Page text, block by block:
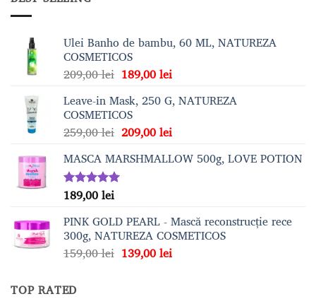
Ulei Banho de bambu, 60 ML, NATUREZA
COSMETICOS
209,00lei Prețul
a
fost:
209,00 lei.
189,00leiPrețul
este:
Leave-in Mask, 250 G, NATUREZA
COSMETICOS
259,00lei Prețul
a
209,00leiPrețul
este:
MASCA MARSHMALLOW 500g, LOVE POTION
Evaluat la
5.00din 5
189,00lei
PINK GOLD PEARL - Mască reconstrucție rece
300g, NATUREZA COSMETICOS
159,00lei Prețul
139,00leiPrețul
TOP RATED